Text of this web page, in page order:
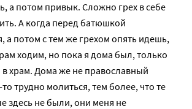
а потом привык. Сложно грех в себе
А когда перед батюшкой
а потом с тем же грехом опять идешь,
ходим, но пока я дома был, только
в храм. Дома же не православный
трудно молиться, тем более, что те
здесь не были, они меня не